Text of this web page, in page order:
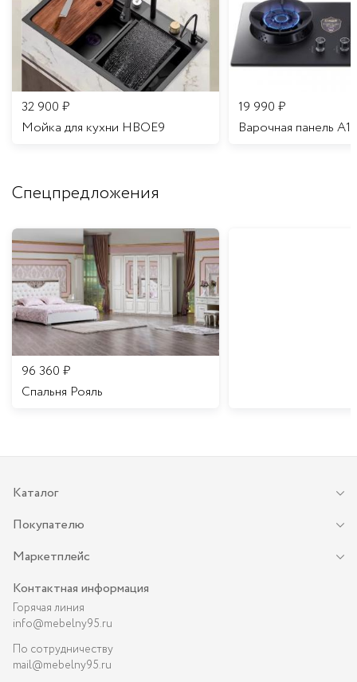
32 900 ₽
Мойка для кухни HBOE9
19 990 ₽
Варочная панель A16
Спецпредложения
96 360 ₽
Спальня Рояль
Каталог
Покупателю
Маркетплейс
Контактная информация
Горячая линия
info@mebelny95.ru
По сотрудничеству
mail@mebelny95.ru